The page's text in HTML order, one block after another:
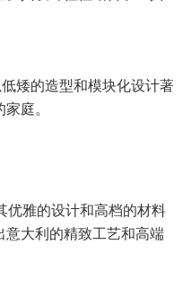
矮的造型和模块化设计著
庭。
优雅的设计和高档的材料
意大利的精致工艺和高端